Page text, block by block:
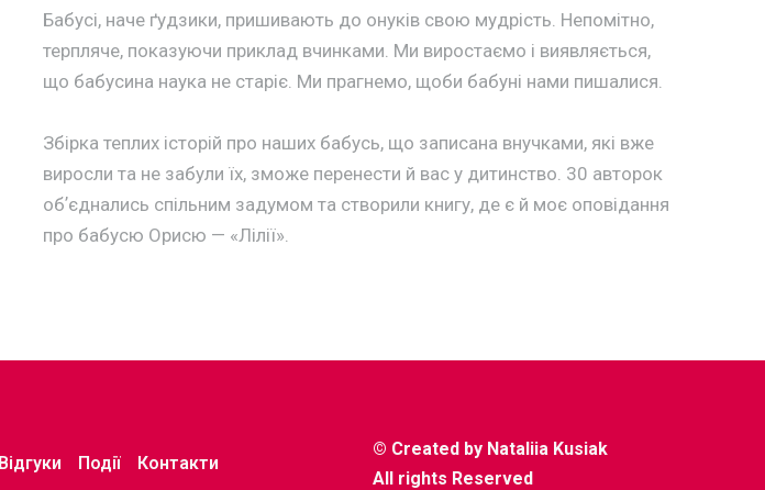
Бабусі, наче ґудзики, пришивають до онуків свою мудрість. Непомітно,
терпляче, показуючи приклад вчинками. Ми виростаємо і виявляється,
що бабусина наука не старіє. Ми прагнемо, щоби бабуні нами пишалися.
Збірка теплих історій про наших бабусь, що записана внучками, які вже
виросли та не забули їх, зможе перенести й вас у дитинство. 30 авторок
обʼєднались спільним задумом та створили книгу, де є й моє оповідання
про бабусю Орисю — «Лілії».
Відгуки Події Контакти
© Created by Nataliia Kusiak
All rights Reserved